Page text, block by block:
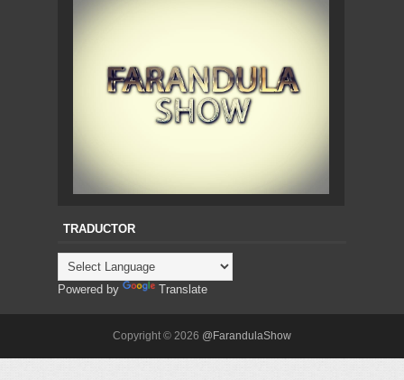
TRADUCTOR
Powered by Translate
Copyright © 2026 @FarandulaShow